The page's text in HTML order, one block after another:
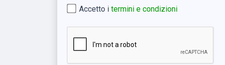
Accetto i termini e condizioni